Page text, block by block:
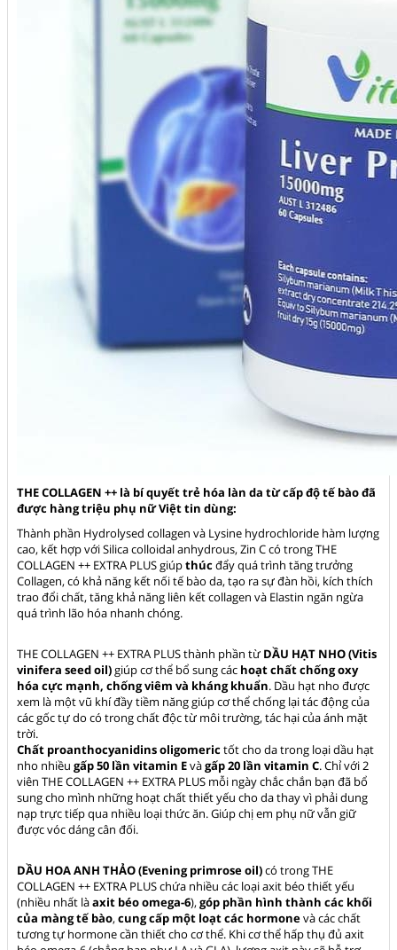
THE COLLAGEN ++ là bí quyết trẻ hóa làn da từ cấp độ tế bào đã
được hàng triệu phụ nữ Việt tin dùng:
Thành phần Hydrolysed collagen và Lysine hydrochloride hàm lượng
cao, kết hợp với Silica colloidal anhydrous, Zin C có trong THE
COLLAGEN ++ EXTRA PLUS giúpthúcđẩy quá trình tăng trưởng
Collagen, có khả năng kết nối tế bào da, tạo ra sự đàn hồi, kích thích
trao đổi chất, tăng khả năng liên kết collagen và Elastin ngăn ngừa
quá trình lão hóa nhanh chóng.
THE COLLAGEN ++ EXTRA PLUS thành phần từ DẦU HẠT NHO (Vitis
vinifera seed oil)giúp cơ thể bổ sung các hoạt chất chống oxy
hóa cực mạnh, chống viêm và kháng khuẩn. Dầu hạt nho được
xem là một vũ khí đầy tiềm năng giúp cơ thể chống lại tác động của
các gốc tự do có trong chất độc từ môi trường, tác hại của ánh mặt
trời.
Chất proanthocyanidins oligomerictốt cho da trong loại dầu hạt
nho nhiều gấp 50 lần vitamin Evàgấp 20 lần vitamin C. Chỉ với 2
viên THE COLLAGEN ++ EXTRA PLUS mỗi ngày chắc chắn bạn đã bổ
sung cho mình những hoạt chất thiết yếu cho da thay vì phải dung
nạp trực tiếp qua nhiều loại thức ăn. Giúp chị em phụ nữ vẫn giữ
được vóc dáng cân đối.
DẦU HOA ANH THẢO (Evening primrose oil)có trong THE
COLLAGEN ++ EXTRA PLUS chứa nhiều các loại axit béo thiết yếu
(nhiều nhất làaxit béo omega-6),góp phần hình thành các khối
của màng tế bào,cung cấp một loạt các hormonevà các chất
tương tự hormone cần thiết cho cơ thể. Khi cơ thể hấp thụ đủ axit